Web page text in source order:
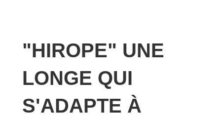
"HIROPE" UNE
LONGE QUI
S'ADAPTE À